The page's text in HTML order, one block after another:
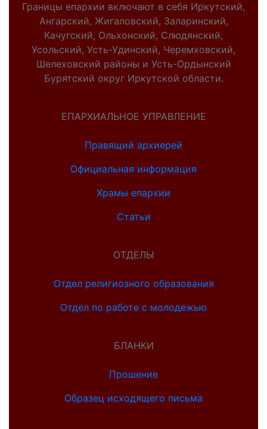
Границы епархии включают в себя Иркутский,
Ангарский, Жигаловский, Заларинский,
Качугский, Ольхонский, Слюдянский,
Усольский, Усть-Удинский, Черемховский,
Шелеховский районы и Усть-Ордынский
Бурятский округ Иркутской области.
ЕПАРХИАЛЬНОЕ УПРАВЛЕНИЕ
Правящий архиерей
Официальная информация
Храмы епархии
Статьи
ОТДЕЛЫ
Отдел религиозного образования
Отдел по работе с молодежью
БЛАНКИ
Прошение
Образец исходящего письма